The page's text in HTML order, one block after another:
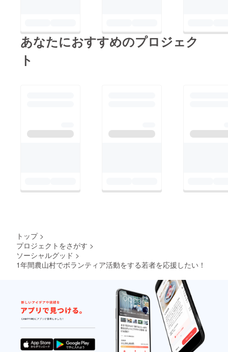
あなたにおすすめのプロジェク
ト
トップ >
プロジェクトをさがす >
ソーシャルグッド >
1年間農山村でボランティア活動をする若者を応援したい！